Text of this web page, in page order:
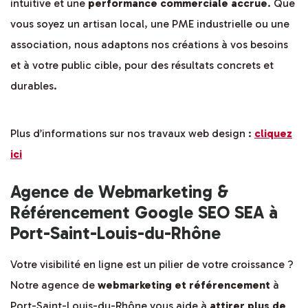
intuitive et une performance commerciale accrue. Que
vous soyez un artisan local, une PME industrielle ou une
association, nous adaptons nos créations à vos besoins
et à votre public cible, pour des résultats concrets et
durables.
Plus d’informations sur nos travaux web design : cliquez
ici
Agence de Webmarketing &
Référencement Google SEO SEA à
Port-Saint-Louis-du-Rhône
Votre visibilité en ligne est un pilier de votre croissance ?
Notre agence de webmarketing et référencement à